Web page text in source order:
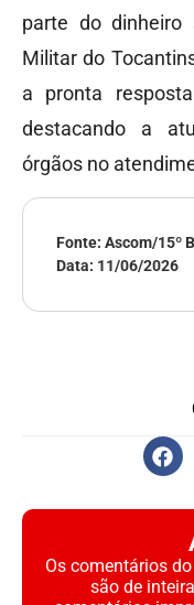
parte do dinheiro
Militar do
a pronta
destacando a
órgãos no
Fonte: Ascom/15º
Data: 11/06/2026
Os comentários
são de